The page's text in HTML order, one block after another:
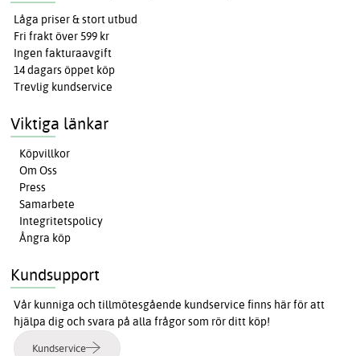
Låga priser & stort utbud
Fri frakt över 599 kr
Ingen fakturaavgift
14 dagars öppet köp
Trevlig kundservice
Viktiga länkar
Köpvillkor
Om Oss
Press
Samarbete
Integritetspolicy
Ångra köp
Kundsupport
Vår kunniga och tillmötesgående kundservice finns här för att
hjälpa dig och svara på alla frågor som rör ditt köp!
Kundservice